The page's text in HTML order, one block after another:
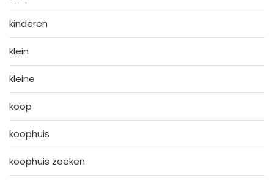
kinderen
klein
kleine
koop
koophuis
koophuis zoeken